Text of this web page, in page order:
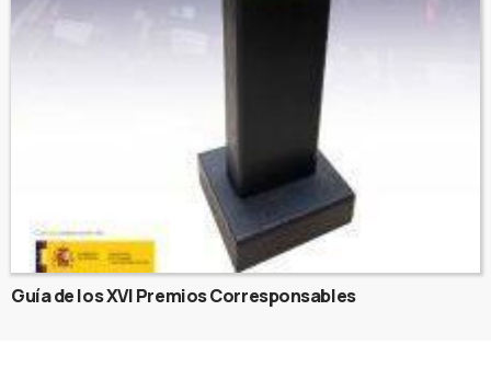
Guía de los XVI Premios Corresponsables